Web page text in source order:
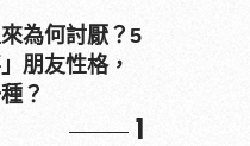
為何討厭？5
朋友性格，
？
1